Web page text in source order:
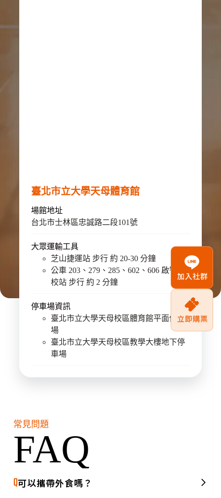
臺北市立大學天母體育館
場館地址
台北市士林區忠誠路二段101號
大眾運輸工具
芝山捷運站 步行 約 20-30 分鐘
公車 203、279、285、602、606 啟智學
校站 步行 約 2 分鐘
停車場資訊
臺北市立大學天母校區體育館平面停車
場
臺北市立大學天母校區教學大樓地下停
車場
常見問題
FAQ
Q可以攜帶外食嗎？